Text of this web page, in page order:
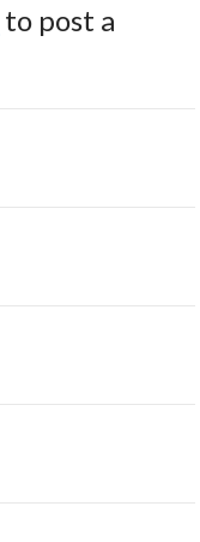
to post a